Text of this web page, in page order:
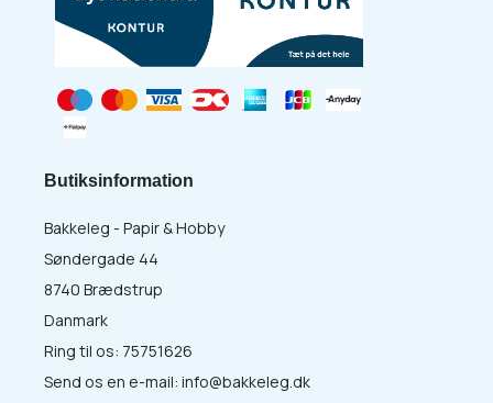
Butiksinformation
Bakkeleg - Papir & Hobby
Søndergade 44
8740 Brædstrup
Danmark
Ring til os: 75751626
Send os en e-mail: info@bakkeleg.dk